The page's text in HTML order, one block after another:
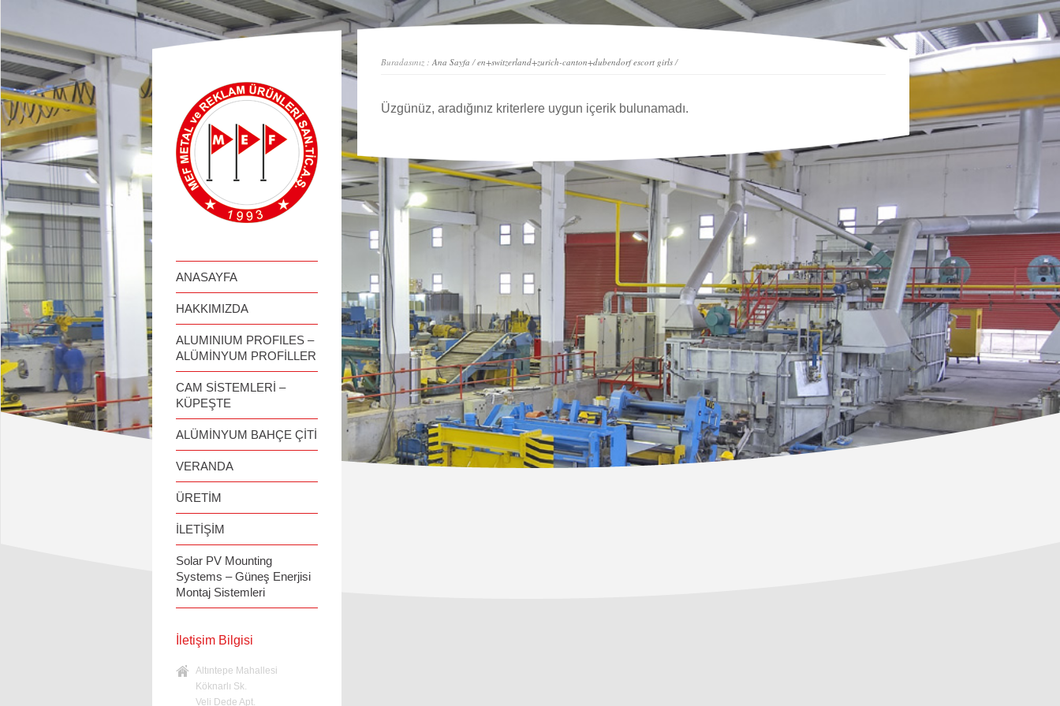
ANASAYFA
HAKKIMIZDA
ALUMINIUM PROFILES –
ALÜMİNYUM PROFİLLER
CAM SİSTEMLERİ –
KÜPEŞTE
ALÜMİNYUM BAHÇE ÇİTİ
VERANDA
ÜRETİM
İLETİŞİM
Solar PV Mounting
Systems – Güneş Enerjisi
Montaj Sistemleri
İletişim Bilgisi
Altıntepe Mahallesi
Köknarlı Sk.
Veli Dede Apt.
Buradasınız :Ana Sayfa /en+switzerland+zurich-canton+dubendorf escort girls/
Üzgünüz, aradığınız kriterlere uygun içerik bulunamadı.